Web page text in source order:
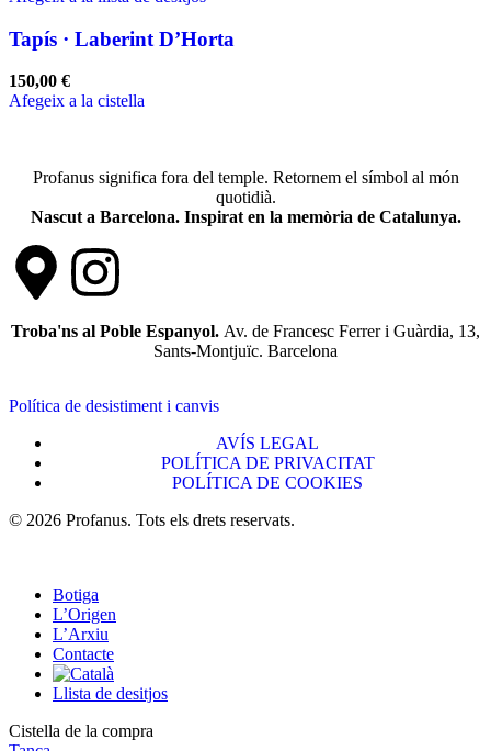
Tapís · Laberint D’Horta
150,00 €
Afegeix a la cistella
Profanus significa fora del temple. Retornem el símbol al món
quotidià.
Nascut a Barcelona. Inspirat en la memòria de Catalunya.
Troba'ns al Poble Espanyol. Av. de Francesc Ferrer i Guàrdia, 13,
Sants-Montjuïc. Barcelona
Política de desistiment i canvis
AVÍS LEGAL
POLÍTICA DE PRIVACITAT
POLÍTICA DE COOKIES
© 2026 Profanus. Tots els drets reservats.
Botiga
L’Origen
L’Arxiu
Contacte
Llista de desitjos
Cistella de la compra